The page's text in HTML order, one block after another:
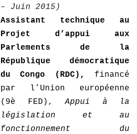
– Juin 2015)
Assistant technique au
Projet d’appui aux
Parlements de la
République démocratique
du Congo (RDC), financé
par l’Union européenne
(9è FED),
Appui à la
législation et au
fonctionnement du